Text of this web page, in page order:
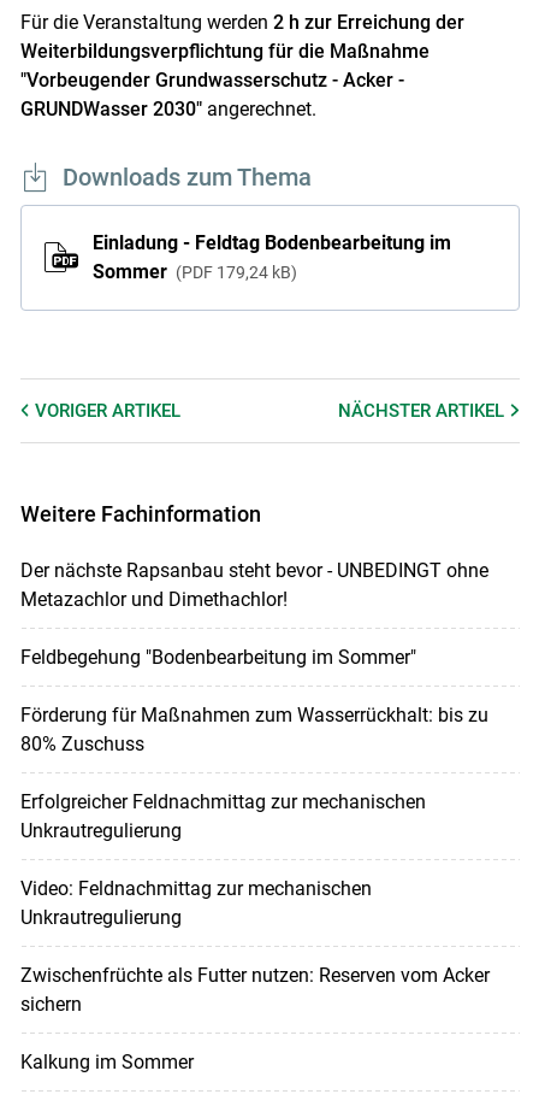
Für die Veranstaltung werden 2 h zur Erreichung der
Weiterbildungsverpflichtung für die Maßnahme
"Vorbeugender Grundwasserschutz - Acker -
GRUNDWasser 2030" angerechnet.
Downloads zum Thema
Einladung - Feldtag Bodenbearbeitung im
Sommer
PDF 179,24 kB
VORIGER ARTIKEL NÄCHSTERARTIKEL
Weitere Fachinformation
Der nächste Rapsanbau steht bevor - UNBEDINGT ohne
Metazachlor und Dimethachlor!
Feldbegehung "Bodenbearbeitung im Sommer"
Förderung für Maßnahmen zum Wasserrückhalt: bis zu
80% Zuschuss
Erfolgreicher Feldnachmittag zur mechanischen
Unkrautregulierung
Video: Feldnachmittag zur mechanischen
Unkrautregulierung
Zwischenfrüchte als Futter nutzen: Reserven vom Acker
sichern
Kalkung im Sommer